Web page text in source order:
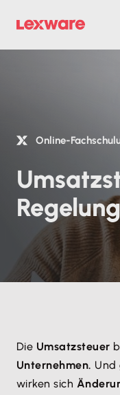
Online-
Die Umsatzsteuer
Unternehmen. Und
wirken sich